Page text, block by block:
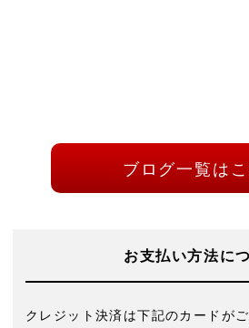
ブログ一覧は
お支払い方法に
クレジット決済は下記のカードがご